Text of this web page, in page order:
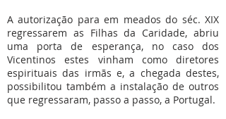
A autorização para em meados do séc. XIX
regressarem as Filhas da Caridade, abriu
uma porta de esperança, no caso dos
Vicentinos estes vinham como diretores
espirituais das irmãs e, a chegada destes,
possibilitou também a instalação de outros
que regressaram, passo a passo, a Portugal.